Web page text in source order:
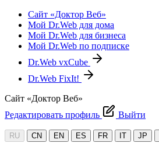
Сайт «Доктор Веб»
Мой Dr.Web для дома
Мой Dr.Web для бизнеса
Мой Dr.Web по подписке
Dr.Web vxCube
Dr.Web FixIt!
Сайт «Доктор Веб»
Редактировать профиль
Выйти
RU CN EN ES FR IT JP